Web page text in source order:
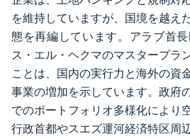
を維持していますが、国境を越え
態を再編しています。アラブ首
ス・エル・ヘクマのマスタープラ
ことは、国内の実行力と海外の資
事業の増加を示しています。政府
でのポートフォリオ多様化により
行政首都やスエズ運河経済特区周